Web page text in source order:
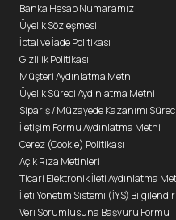
Banka Hesap Numaramız
Üyelik Sözleşmesi
İptal ve İade Politikası
Gizlilik Politikası
Müşteri Aydınlatma Metni
Üyelik Süreci Aydınlatma Metni
Sipariş / Müzayede Kazanımı
İletişim Formu Aydınlatma Metni
Çerez (Cookie) Politikası
Açık Rıza Metinleri
Ticari Elektronik İleti Aydınlatma
İleti Yönetim Sistemi (İYS)
Veri Sorumlusuna Başvuru Formu